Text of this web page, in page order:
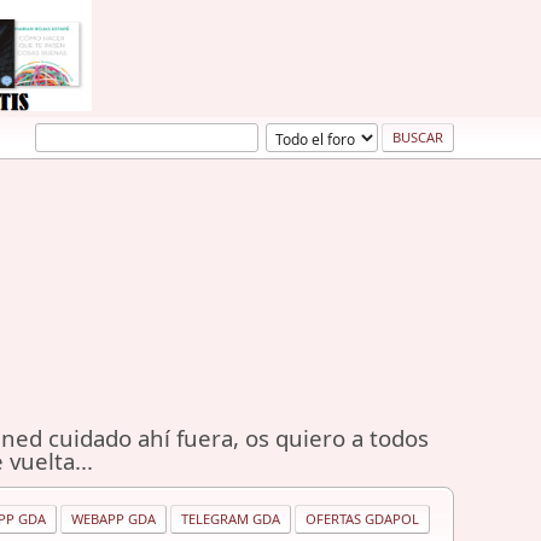
cuidado ahí fuera, os quiero a todos
vuelta...
GDA WEBAPP GDA TELEGRAM GDA OFERTAS GDAPOL